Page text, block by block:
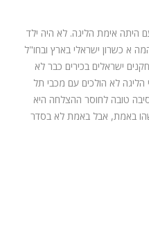
היתה אימת הליגה. לא היה ילד
א כשרון ישראלי בארץ ובחו"ל
ישראלים בכירים כבר לא
הליגה לא הולכים עם מכבי תל
טובה לחוסר ההצלחה היא
באמת, אבל באמת לא בסדר